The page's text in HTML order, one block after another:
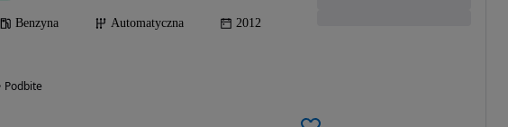
Benzyna Automatyczna 2012
Podbite